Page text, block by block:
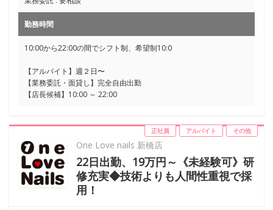
勤務時間
10:00から22:00の間でシフト制、希望制10:0
【アルバイト】週２日〜
【業務委託・面貸し】完全自由出勤
【店長候補】10:00 ～ 22:00
正社員 アルバイト その他
One Love nails 新橋店
22日出勤、19万円～《未経験可》研
修充実◆技術よりも人間性重視で採
用！